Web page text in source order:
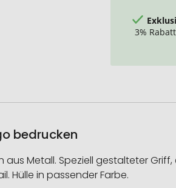
3%
bedrucken
Metall. Speziell gestalteter
Hülle in passender Farbe.